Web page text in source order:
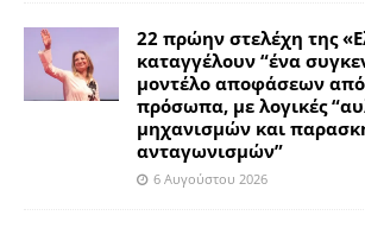
22 πρώην στελέχη της
καταγγέλουν “ένα
μοντέλο αποφάσεων από
πρόσωπα, με λογικές
μηχανισμών και
ανταγωνισμών”
6 Αυγούστου 2026